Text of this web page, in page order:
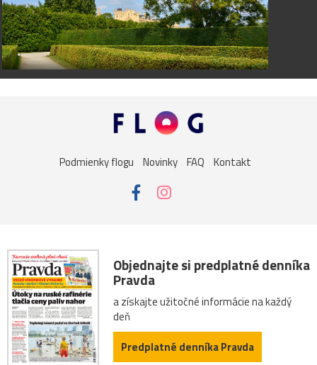
Podmienky flogu Novinky FAQ Kontakt
Objednajte si predplatné denníka
Pravda
a získajte užitočné informácie na každý
deň
Predplatné denníka Pravda